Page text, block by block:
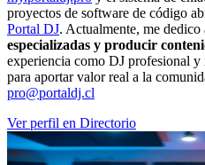
proyectos de software de código
Portal DJ. Actualmente, me dedico
especializadas y producir
experiencia como DJ profesional
para aportar valor real a la
pro@portaldj.cl
Ver perfil en Directorio